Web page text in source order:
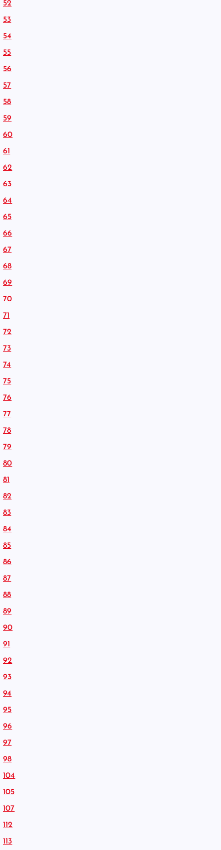
52
53
54
55
56
57
58
59
60
61
62
63
64
65
66
67
68
69
70
71
72
73
74
75
76
77
78
79
80
81
82
83
84
85
86
87
88
89
90
91
92
93
94
95
96
97
98
104
105
107
112
113